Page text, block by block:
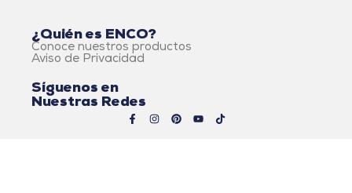
¿Quién es ENCO?
Conoce nuestros productos
Aviso de Privacidad
Síguenos en
Nuestras Redes